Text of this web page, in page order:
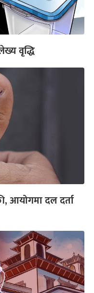
वृद्धि
आयोगमा दल दर्ता